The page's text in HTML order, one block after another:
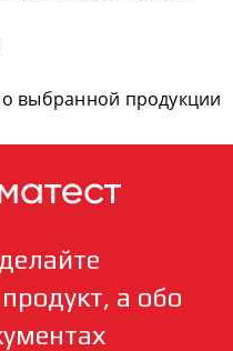
выбранной продукции
а обо